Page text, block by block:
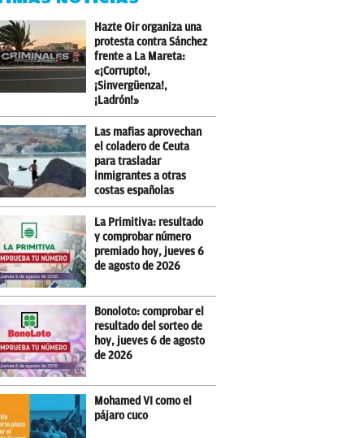
Hazte Oir organiza una
protesta contra Sánchez
frente a La Mareta:
«¡Corrupto!,
¡Sinvergüenza!,
¡Ladrón!»
Las mafias aprovechan
el coladero de Ceuta
para trasladar
inmigrantes a otras
costas españolas
La Primitiva: resultado
y comprobar número
premiado hoy, jueves 6
de agosto de 2026
Bonoloto: comprobar el
resultado del sorteo de
hoy, jueves 6 de agosto
de 2026
Mohamed VI como el
pájaro cuco